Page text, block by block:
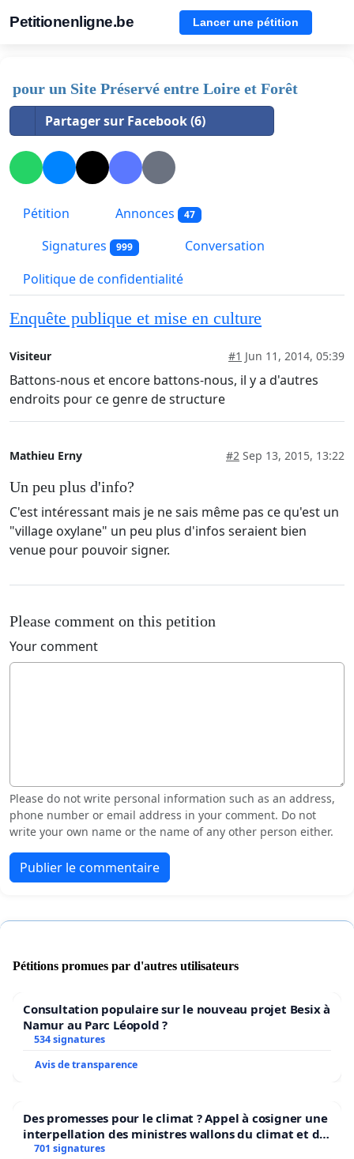
Petitionenligne.be Lancer une pétition
pour un Site Préservé entre Loire et Forêt
Partager sur Facebook (6)
Pétition Annonces 47
Signatures 999
Conversation
Politique de confidentialité
Enquête publique et mise en culture
Visiteur #1 Jun 11, 2014, 05:39
Battons-nous et encore battons-nous, il y a d'autres
endroits pour ce genre de structure
Mathieu Erny #2 Sep 13, 2015, 13:22
Un peu plus d'info?
C'est intéressant mais je ne sais même pas ce qu'est un
"village oxylane" un peu plus d'infos seraient bien
venue pour pouvoir signer.
Please comment on this petition
Your comment
Please do not write personal information such as an address,
phone number or email address in your comment. Do not
write your own name or the name of any other person either.
Publier le commentaire
Pétitions promues par d'autres utilisateurs
Consultation populaire sur le nouveau projet Besix à
Namur au Parc Léopold ?
534 signatures
Avis de transparence
Des promesses pour le climat ? Appel à cosigner une
interpellation des ministres wallons du climat et de
l’environnement.
701 signatures